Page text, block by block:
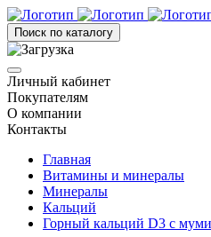
Поиск по каталогу
Личный кабинет
Покупателям
О компании
Контакты
Главная
Витамины и минералы
Минералы
Кальций
Горный кальций D3 с